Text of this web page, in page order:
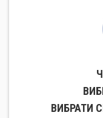
ВИБРАТИ